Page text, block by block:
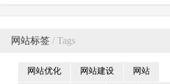
网站标签 / Tags
网站优化 网站建设 网站